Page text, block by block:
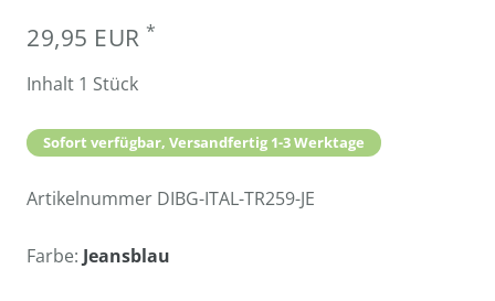
29,95 EUR *
Inhalt 1 Stück
Sofort verfügbar, Versandfertig 1-3 Werktage
Artikelnummer DIBG-ITAL-TR259-JE
Farbe: Jeansblau